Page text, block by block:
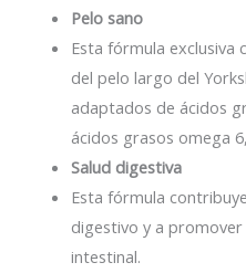
Pelo sano
Esta fórmula exclusiva
del pelo largo del
adaptados de ácidos
ácidos grasos omega
Salud digestiva
Esta fórmula
digestivo y a
intestinal.